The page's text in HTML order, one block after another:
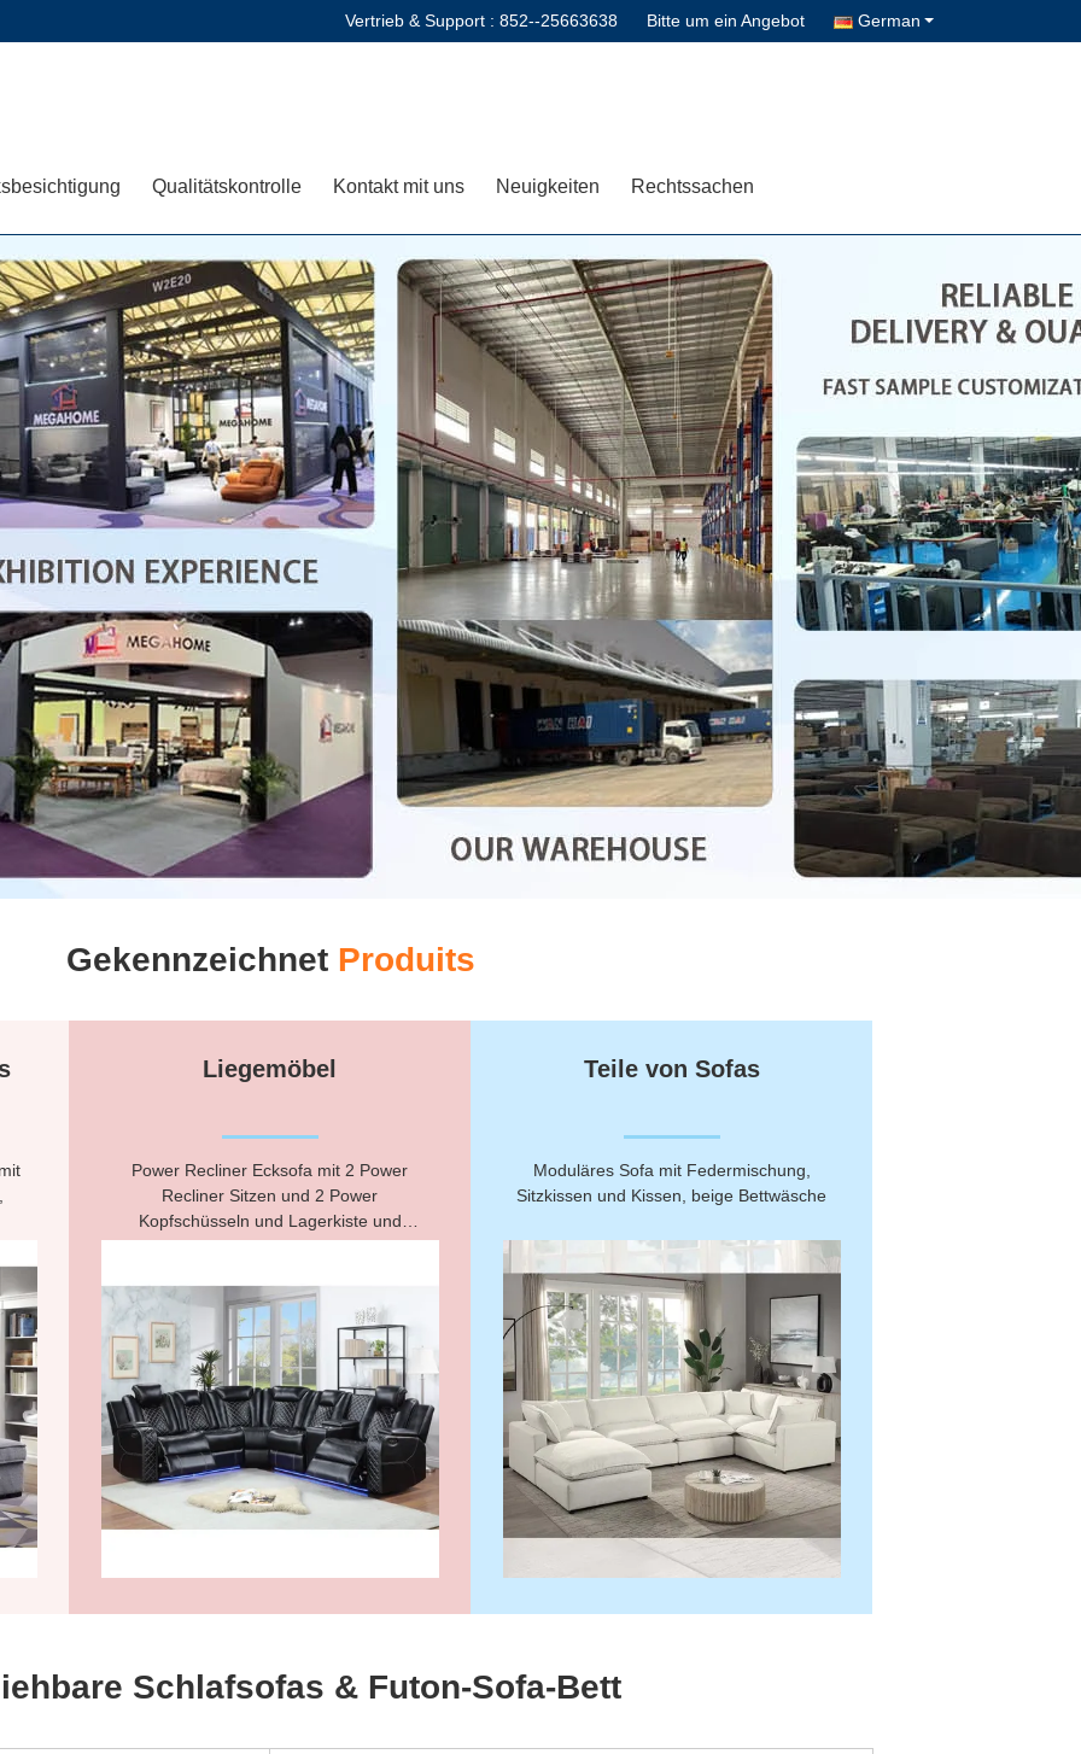
Vertrieb & Support : 852--25663638 Bitte um ein Angebot German
Qualitätskontrolle Kontakt mit uns Neuigkeiten Rechtssachen
Gekennzeichnet Produits
Liegemöbel
Power Recliner Ecksofa mit 2 Power
Recliner Sitzen und 2 Power
Kopfschüsseln und Lagerkiste und
Lagerabläufe und LED-Licht, schwarz
Teile von Sofas
Moduläres Sofa mit Federmischung,
Sitzkissen und Kissen, beige Bettwäsche
Schlafsofas & Futon-Sofa-Bett